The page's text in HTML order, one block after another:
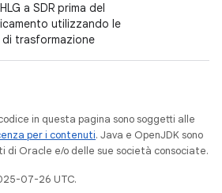
a SDR prima del
utilizzando le
di trasformazione
in questa pagina sono soggetti alle
per i contenuti. Java e OpenJDK sono
di Oracle e/o delle sue società consociate.
07-26 UTC.